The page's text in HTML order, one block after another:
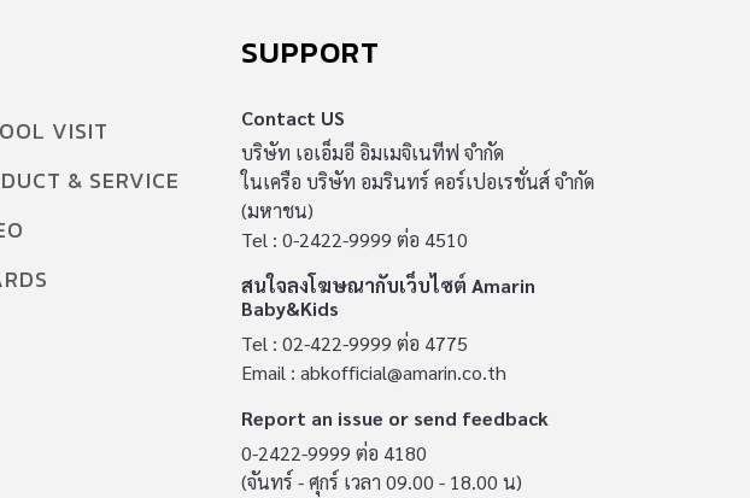
VISIT
& SERVICE
SUPPORT
Contact US
บริษัท เอเอ็มอี อิมเมจิเนทีฟ จำกัด
ในเครือ บริษัท อมรินทร์ คอร์เปอเรชั่นส์ จำกัด
(มหาชน)
Tel : 0-2422-9999 ต่อ 4510
สนใจลงโฆษณากับเว็บไซต์ Amarin
Baby&Kids
Tel : 02-422-9999 ต่อ 4775
Email : abkofficial@amarin.co.th
Report an issue or send feedback
0-2422-9999 ต่อ 4180
(จันทร์ - ศุกร์ เวลา 09.00 - 18.00 น)